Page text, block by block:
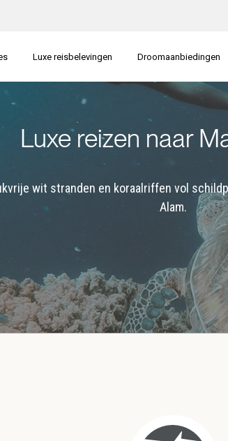
Luxe reisbelevingen Droomaanbiedingen
Luxe reizen naar
wit stranden en koraalriffen vol
Alam.